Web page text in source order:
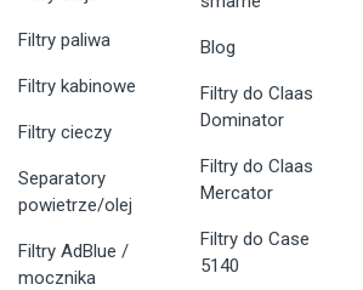
Filtry paliwa
Filtry kabinowe
Filtry cieczy
Separatory
powietrze/olej
Filtry AdBlue /
mocznika
Blog
Filtry do Claas
Dominator
Filtry do Claas
Mercator
Filtry do Case
5140